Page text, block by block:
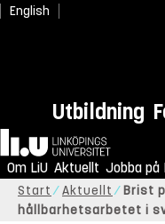
English
Utbildning
Hem
Om LiU Aktuellt Jobba på
Start Aktuellt
Brist
hållbarhetsarbetet i